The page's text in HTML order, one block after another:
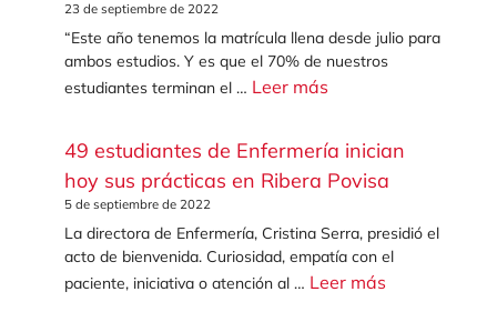
23 de septiembre de 2022
“Este año tenemos la matrícula llena desde julio para
ambos estudios. Y es que el 70% de nuestros
estudiantes terminan el … Leer más
49 estudiantes de Enfermería inician
hoy sus prácticas en Ribera Povisa
5 de septiembre de 2022
La directora de Enfermería, Cristina Serra, presidió el
acto de bienvenida. Curiosidad, empatía con el
paciente, iniciativa o atención al … Leer más